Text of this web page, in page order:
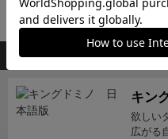
いけないカードを
イヤーが現れて、
クシデントが「ち
感じでした。そし
ヒリ感とセットを
収束性素晴らしか
じようで違う「ゴ
カー
このボードゲームを持って
キン
欲しい
広がる